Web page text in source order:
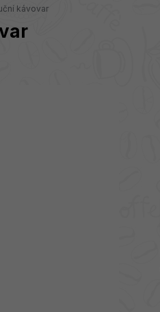
kávovar